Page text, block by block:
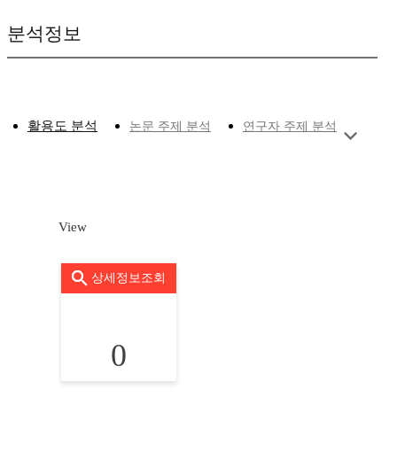
분석정보
활용도 분석 논문 주제 분석 연구자 주제 분석
View
상세정보조회
0